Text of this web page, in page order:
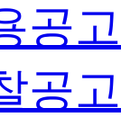
공고
공고